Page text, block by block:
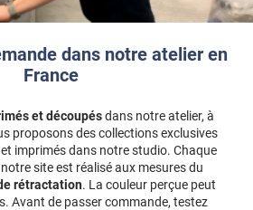
dans notre atelier en
France
et découpésdans notre atelier, à
proposons des collections exclusives
imprimés dans notre studio. Chaque
site est réalisé aux mesures du
rétractation. La couleur perçue peut
Avant de passer commande, testez